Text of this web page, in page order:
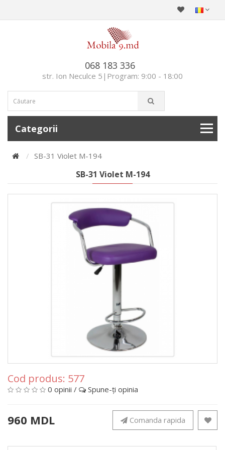
068 183 336
str. Ion Neculce 5|Program: 9:00 - 18:00
Categorii
SB-31 Violet M-194
SB-31 Violet M-194
Cod produs: 577
0 opinii / Spune-ţi opinia
960 MDL Comanda rapida